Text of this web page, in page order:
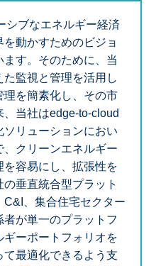
シブなエネルギー経済
動かすためのビジョ
す。そのために、当
監視と管理を活用し
を簡素化し、その市
当社はedge-to-cloud
リューションにおい
クリーンエネルギー
容易にし、拡張性を
垂直統合型プラット
、集合住宅セクター
が単一のプラットフ
ギーポートフォリオを
最適化できるよう支